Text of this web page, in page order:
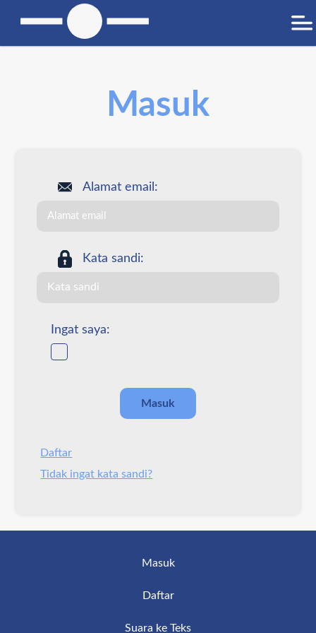
Masuk
Alamat email:
Kata sandi:
Ingat saya:
Daftar
Tidak ingat kata sandi?
Masuk
Daftar
Suara ke Teks